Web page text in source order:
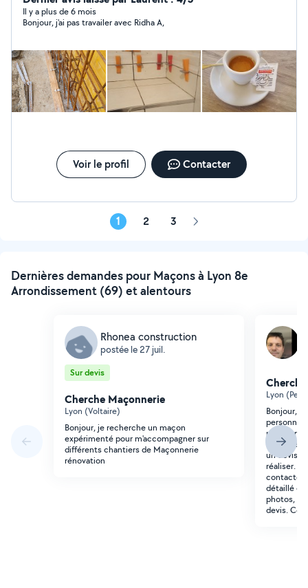
Il y a plus de 6 mois
Bonjour, j'ai pas travailer avec Ridha A,
Voir le profil Contacter
1 2 3 Page
Dernières demandes pour Maçons à Lyon 8e
Arrondissement (69) et alentours
Rhonea construction
postée le 27 juil.
Sur devis
Cherche Maçonnerie
Lyon (Voltaire)
Bonjour, je recherche un maçon
expérimenté pour m'accompagner sur
différents chantiers de Maçonnerie
rénovation
Lyon
Bonjour,
personne
petits
route de
un devis
réaliser.
contacter.
détaillé
photos,
devis.